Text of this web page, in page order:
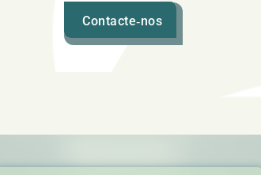
Contacte‑nos